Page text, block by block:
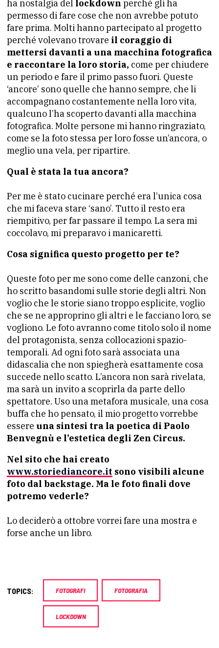
ha nostalgia del lockdown perché gli ha
permesso di fare cose che non avrebbe potuto
fare prima. Molti hanno partecipato al progetto
perché volevano trovare il coraggio di
mettersi davanti a una macchina fotografica
e raccontare la loro storia, come per chiudere
un periodo e fare il primo passo fuori. Queste
‘ancore’ sono quelle che hanno sempre, che li
accompagnano costantemente nella loro vita,
qualcuno l’ha scoperto davanti alla macchina
fotografica. Molte persone mi hanno ringraziato,
come se la foto stessa per loro fosse un’ancora, o
meglio una vela, per ripartire.
Qual è stata la tua ancora?
Per me è stato cucinare perché era l’unica cosa
che mi faceva stare ‘sano’. Tutto il resto era
riempitivo, per far passare il tempo. La sera mi
coccolavo, mi preparavo i manicaretti.
Cosa significa questo progetto per te?
Queste foto per me sono come delle canzoni, che
ho scritto basandomi sulle storie degli altri. Non
voglio che le storie siano troppo esplicite, voglio
che se ne approprino gli altri e le facciano loro, se
vogliono. Le foto avranno come titolo solo il nome
del protagonista, senza collocazioni spazio-
temporali. Ad ogni foto sarà associata una
didascalia che non spiegherà esattamente cosa
succede nello scatto. L’ancora non sarà rivelata,
ma sarà un invito a scoprirla da parte dello
spettatore. Uso una metafora musicale, una cosa
buffa che ho pensato, il mio progetto vorrebbe
essere una sintesi tra la poetica di Paolo
Benvegnù e l’estetica degli Zen Circus.
Nel sito che hai creato
www.storiediancore.it sono visibili alcune
foto dal backstage. Ma le foto finali dove
potremo vederle?
Lo deciderò a ottobre vorrei fare una mostra e
forse anche un libro.
TOPICS: FOTOGRAFI FOTOGRAFIA
LOCKDOWN